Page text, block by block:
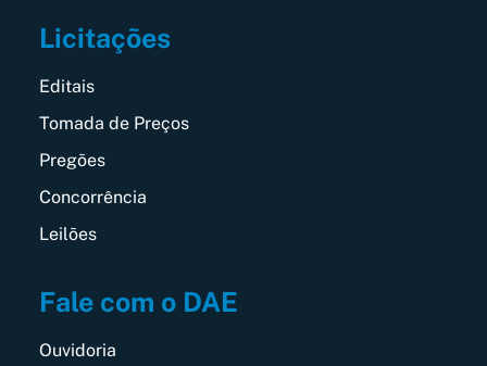
Licitações
Editais
Tomada de Preços
Pregões
Concorrência
Leilões
Fale com o DAE
Ouvidoria